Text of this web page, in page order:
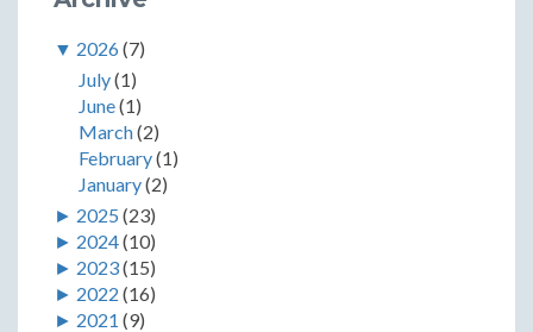
▼ 2026(7)
July(1)
June(1)
March(2)
February(1)
January(2)
► 2025 (23)
► 2024(10)
► 2023(15)
► 2022 (16)
► 2021 (9)